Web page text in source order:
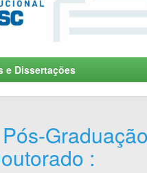
e Dissertações
: